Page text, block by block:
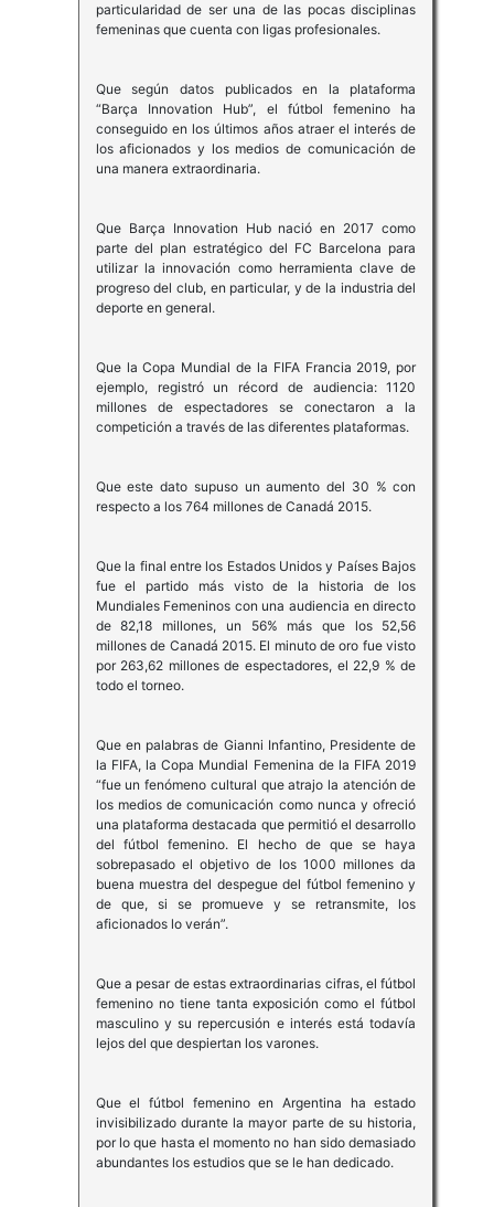
particularidad de ser una de las pocas disciplinas
femeninas que cuenta con ligas profesionales.
Que según datos publicados en la plataforma
“Barça Innovation Hub”, el fútbol femenino ha
conseguido en los últimos años atraer el interés de
los aficionados y los medios de comunicación de
una manera extraordinaria.
Que Barça Innovation Hub nació en 2017 como
parte del plan estratégico del FC Barcelona para
utilizar la innovación como herramienta clave de
progreso del club, en particular, y de la industria del
deporte en general.
Que la Copa Mundial de la FIFA Francia 2019, por
ejemplo, registró un récord de audiencia: 1120
millones de espectadores se conectaron a la
competición a través de las diferentes plataformas.
Que este dato supuso un aumento del 30 % con
respecto a los 764 millones de Canadá 2015.
Que la final entre los Estados Unidos y Países Bajos
fue el partido más visto de la historia de los
Mundiales Femeninos con una audiencia en directo
de 82,18 millones, un 56% más que los 52,56
millones de Canadá 2015. El minuto de oro fue visto
por 263,62 millones de espectadores, el 22,9 % de
todo el torneo.
Que en palabras de Gianni Infantino, Presidente de
la FIFA, la Copa Mundial Femenina de la FIFA 2019
“fue un fenómeno cultural que atrajo la atención de
los medios de comunicación como nunca y ofreció
una plataforma destacada que permitió el desarrollo
del fútbol femenino. El hecho de que se haya
sobrepasado el objetivo de los 1000 millones da
buena muestra del despegue del fútbol femenino y
de que, si se promueve y se retransmite, los
aficionados lo verán”.
Que a pesar de estas extraordinarias cifras, el fútbol
femenino no tiene tanta exposición como el fútbol
masculino y su repercusión e interés está todavía
lejos del que despiertan los varones.
Que el fútbol femenino en Argentina ha estado
invisibilizado durante la mayor parte de su historia,
por lo que hasta el momento no han sido demasiado
abundantes los estudios que se le han dedicado.​